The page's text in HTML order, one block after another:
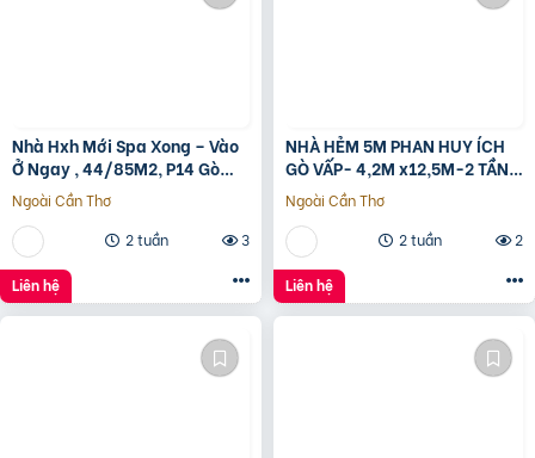
Nhà Hxh Mới Spa Xong – Vào
Ở Ngay , 44/85M2, P14 Gò
Vấp, Giá 4.X Tỷ
Ngoài Cần Thơ
2 tuần
3
Liên hệ
NHÀ HẺM 5M PHAN HUY ÍCH
GÒ VẤP- 4,2M x12,5M-2 TẦNG
– GIÁ 4,4 TỶ
Ngoài Cần Thơ
2 tuần
2
Liên hệ